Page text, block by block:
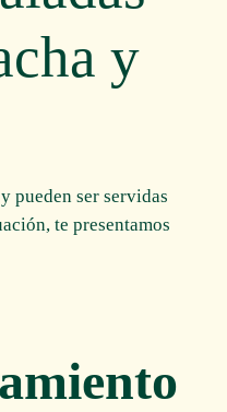
y
pueden ser servidas
te presentamos